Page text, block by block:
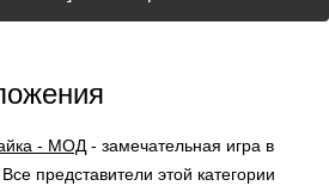
- МОД - замечательная игра в
представители этой категории